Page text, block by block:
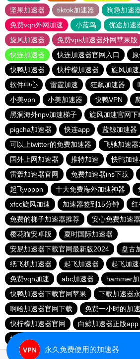
坚果加速器
tiktok加速器
狗急加速
免费vqn外网加速
小蓝鸟 优途加速
旋风加速器
免费vps加速器外网苹果版
快连加速器
快连加速器官网入口
快鸭加速器
快柠檬加速器 旋风加
软件中心
雷霆加速 狂飙加速器
小美vpn
小美加速器 快鸭VPN
黑洞海外npv加速梯子
旋风加速官网下
pigcha加速器
快连app 蓝鲸加速器
可以上twitter的免费加速器
飞驰加速
国外上网加速器
推特加速
快鸭加
雷轰加速器官网
免费加速器ins下载
起飞vpppn
十大免费海外加速神器
xfcc旋风加速
加速器签到15分钟
红
免费的梯子加速器推荐
安心免费加速器
樱花猫安卓版
夏时国际加速器
安易加速器下载官网最新版2024
盘古
纸飞机加速器
起飞加速器
起飞加
免费vqn加速
abc加速器 hammer
快鸭加速器下载官网苹果
下载加速器
啊哈加速器官网下载
免费一小时的加
快柠檬加速器官网
白鲸加速器正版app
快鸭加速器下载官网安卓
永久免费使用的加速器